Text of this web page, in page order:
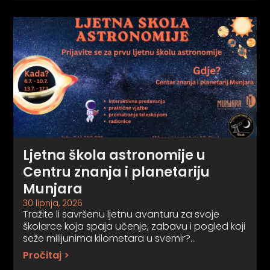
Ljetna škola astronomije u
Centru znanja i planetariju
Munjara
30 lipnja, 2026
Tražite li savršenu ljetnu avanturu za svoje
školarce koja spaja učenje, zabavu i pogled koji
seže milijunima kilometara u svemir?…
Pročitaj >